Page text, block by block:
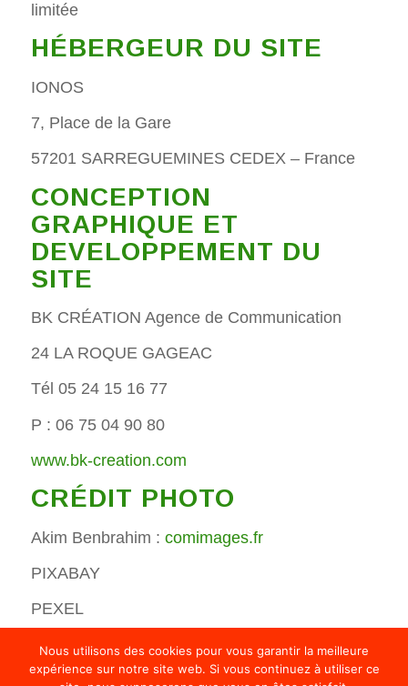
limitée
HÉBERGEUR DU SITE
IONOS
7, Place de la Gare
57201 SARREGUEMINES CEDEX – France
CONCEPTION
GRAPHIQUE ET
DEVELOPPEMENT DU
SITE
BK CRÉATION Agence de Communication
24 LA ROQUE GAGEAC
Tél 05 24 15 16 77
P : 06 75 04 90 80
www.bk-creation.com
CRÉDIT PHOTO
Akim Benbrahim : comimages.fr
PIXABAY
PEXEL
Nous utilisons des cookies pour vous garantir la meilleure
expérience sur notre site web. Si vous continuez à utiliser ce